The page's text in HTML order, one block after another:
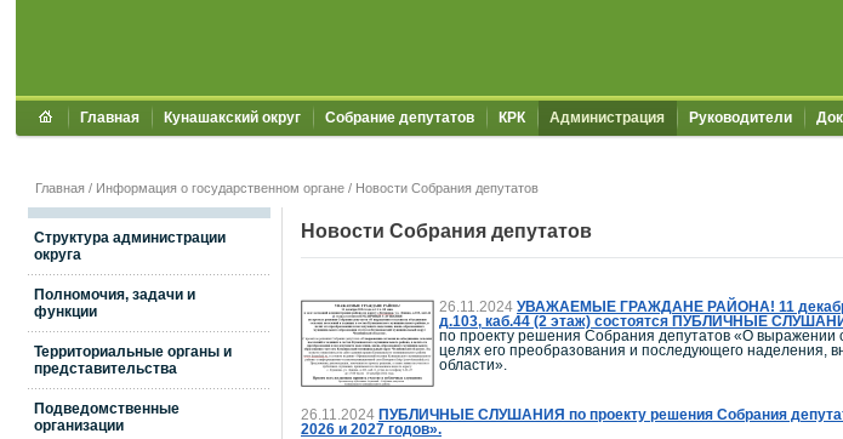
Главная Кунашакский округ Собрание депутатов КРК Администрация Руководители
Главная / Информация о государственном органе / Новости Собрания депутатов
Структура администрации
округа
Полномочия, задачи и
функции
Территориальные органы и
представительства
Подведомственные
организации
Новости Собрания депутатов
26.11.2024 УВАЖАЕМЫЕ ГРАЖДАНЕ РАЙОНА! 11 декабря
д.103, каб.44 (2 этаж) состоятся ПУБЛИЧНЫЕ
по проекту решения Собрания депутатов «О выражении
целях его преобразования и последующего наделения,
области».
26.11.2024 ПУБЛИЧНЫЕ СЛУШАНИЯ по проекту решения Собрания
2026 и 2027 годов».